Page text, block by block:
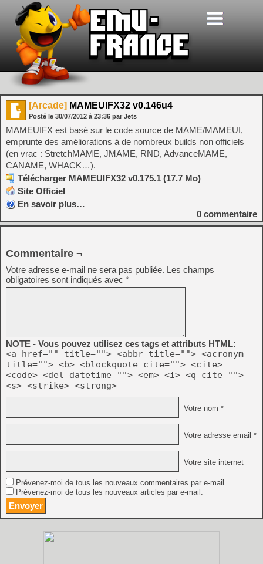
[Arcade] MAMEUIFX32 v0.146u4
Posté le 30/07/2012 à 23:36 par Jets
MAMEUIFX est basé sur le code source de MAME/MAMEUI,
emprunte des améliorations à de nombreux builds non officiels
(en vrac : StretchMAME, JMAME, RND, AdvanceMAME,
CANAME, WHACK…).
Télécharger MAMEUIFX32 v0.175.1 (17.7 Mo)
Site Officiel
En savoir plus…
0 commentaire
Commentaire ¬
Votre adresse e-mail ne sera pas publiée. Les champs
obligatoires sont indiqués avec *
NOTE - Vous pouvez utilisez ces tags et attributs HTML:
<a href="" title=""> <abbr title=""> <acronym
title=""> <b> <blockquote cite=""> <cite>
<code> <del datetime=""> <em> <i> <q cite="">
<s> <strike> <strong>
Votre nom *
Votre adresse email *
Votre site internet
Prévenez-moi de tous les nouveaux commentaires par e-mail.
Prévenez-moi de tous les nouveaux articles par e-mail.